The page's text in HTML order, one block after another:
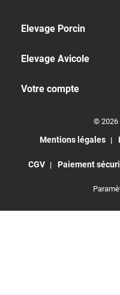
Elevage Porcin
Elevage Avicole
Votre compte
© 2026
Mentions légales
CGV Paiement